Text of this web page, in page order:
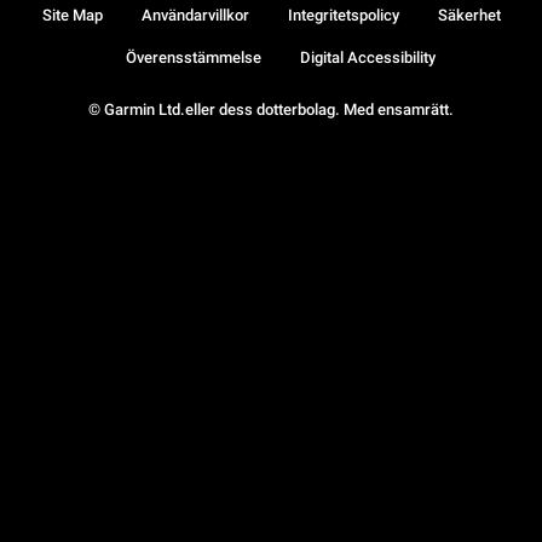
© Garmin Ltd.eller dess dotterbolag. Med ensamrätt.
Site Map Användarvillkor Integritetspolicy Säkerhet
Överensstämmelse Digital Accessibility